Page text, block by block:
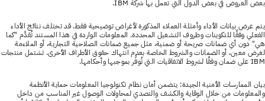
بعض العروض في بعض الدول التي تعمل بها شركة IBM.
يتم عرض بيانات الأداء وأمثلة العملاء المذكورة لأغراض توضيحية فقط. قد تختلف نتائج الأداء
الفعلي وفقًا للتكوينات وظروف التشغيل المحددة. المعلومات الواردة في هذا المستند تُقدَّم "كما
هي" دون أي ضمانات صريحة أو ضمنية، مثل جميع ضمانات الصلاحية التجارية، أو الملاءمة
لغرض معين، أو الضمانات والشروط الخاصة بعدم انتهاك حقوق الأطراف الأخرى. تشتمل منتجات
IBM على ضمان وفقًا لشروط الاتفاقيات التي تُوفَّر بموجبها وأحكامها.
بيان الممارسات الأمنية الجيدة: يتضمن أمان نظام تكنولوجيا المعلومات حماية الأنظمة
والمعلومات من خلال الوقاية والكشف والتصدي لمحاولات الوصول غير المناسب من داخل